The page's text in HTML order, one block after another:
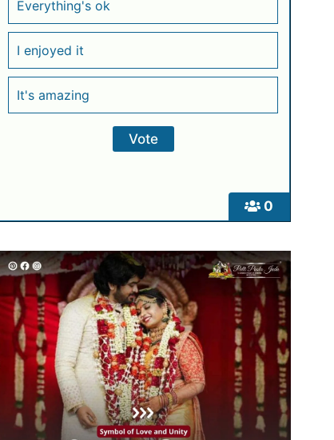
0
Everything's ok
I enjoyed it
It's amazing